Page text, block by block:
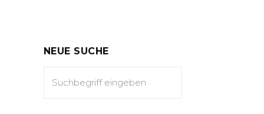
NEUE SUCHE